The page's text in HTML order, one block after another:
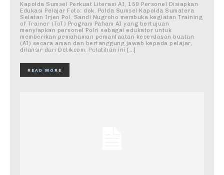
Kapolda Sumsel Perkuat Literasi AI, 159 Personel Disiapkan
Edukasi Pelajar Foto: dok. Polda Sumsel Kapolda Sumatera
Selatan Irjen Pol. Sandi Nugroho membuka kegiatan Training
of Trainer (ToT) Program Paham AI yang bertujuan
menyiapkan personel Polri sebagai edukator untuk
memberikan pemahaman pemanfaatan kecerdasan buatan
(AI) secara aman dan bertanggung jawab kepada pelajar,
dilansir dari Detikcom. Pelatihan ini […]
READ MORE